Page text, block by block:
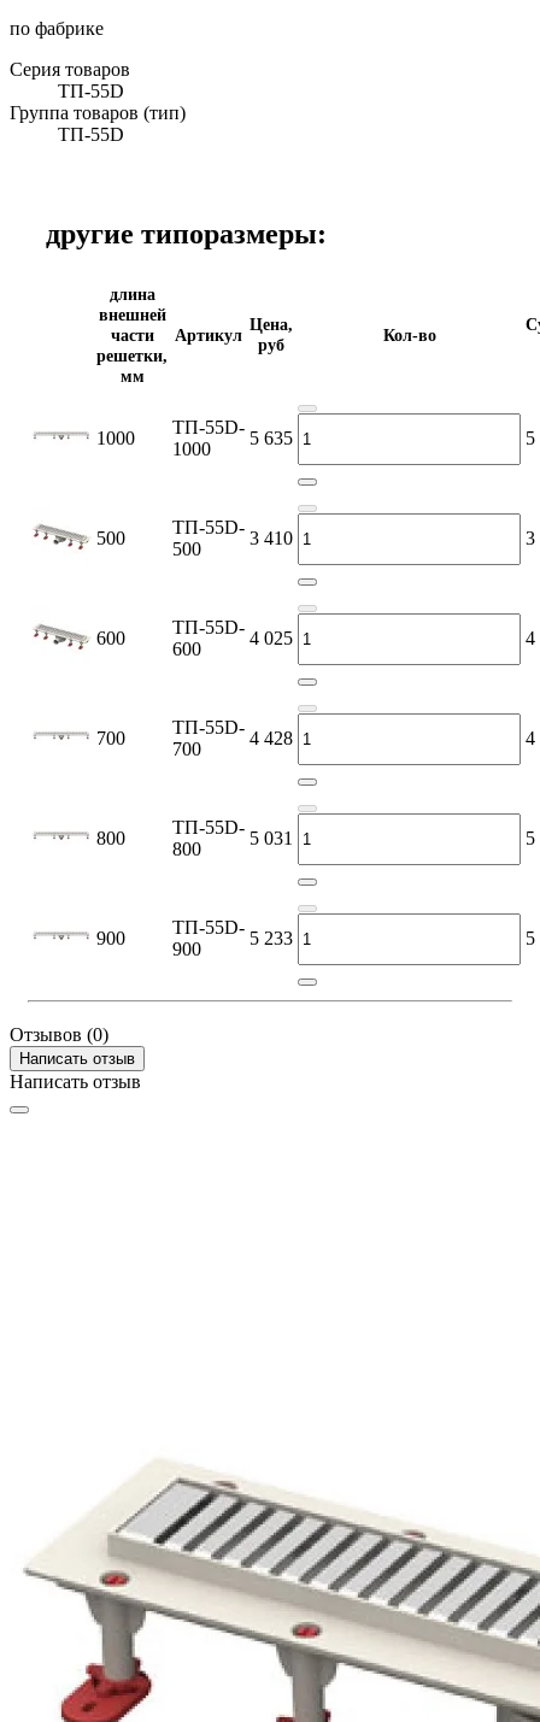
по фабрике
Серия товаров
ТП-55D
Группа товаров (тип)
ТП-55D
другие типоразмеры:
длина
внешней
части
решетки,
мм
Артикул
Цена,
руб
Кол-во
1000
ТП-55D-
1000
5 635 5
500
ТП-55D-
500
3 410 3
600
ТП-55D-
600
4 025 4
700
ТП-55D-
700
4 428 4
800
ТП-55D-
800
5 031 5
900
ТП-55D-
900
5 233 5
Отзывов (0)
Написать отзыв
Написать отзыв